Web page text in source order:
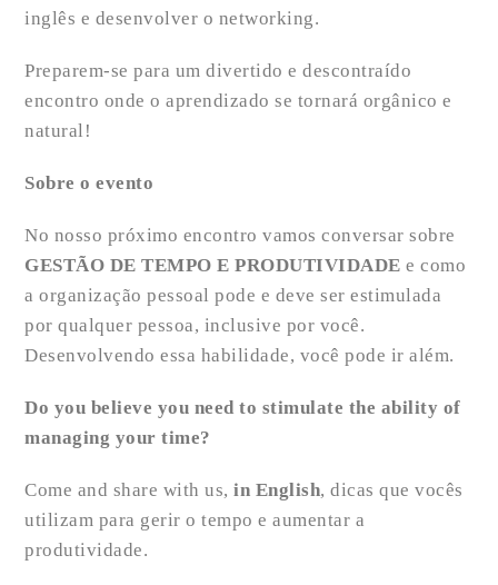
inglês e desenvolver o networking.
Preparem-se para um divertido e descontraído
encontro onde o aprendizado se tornará orgânico e
natural!
Sobre o evento
No nosso próximo encontro vamos conversar sobre
GESTÃO DE TEMPO E PRODUTIVIDADEe como
a organização pessoal pode e deve ser estimulada
por qualquer pessoa, inclusive por você.
Desenvolvendo essa habilidade, você pode ir além.
Do you believe you need to stimulate the ability of
managing your time?
Come and share with us,in English, dicas que vocês
utilizam para gerir o tempo e aumentar a
produtividade.